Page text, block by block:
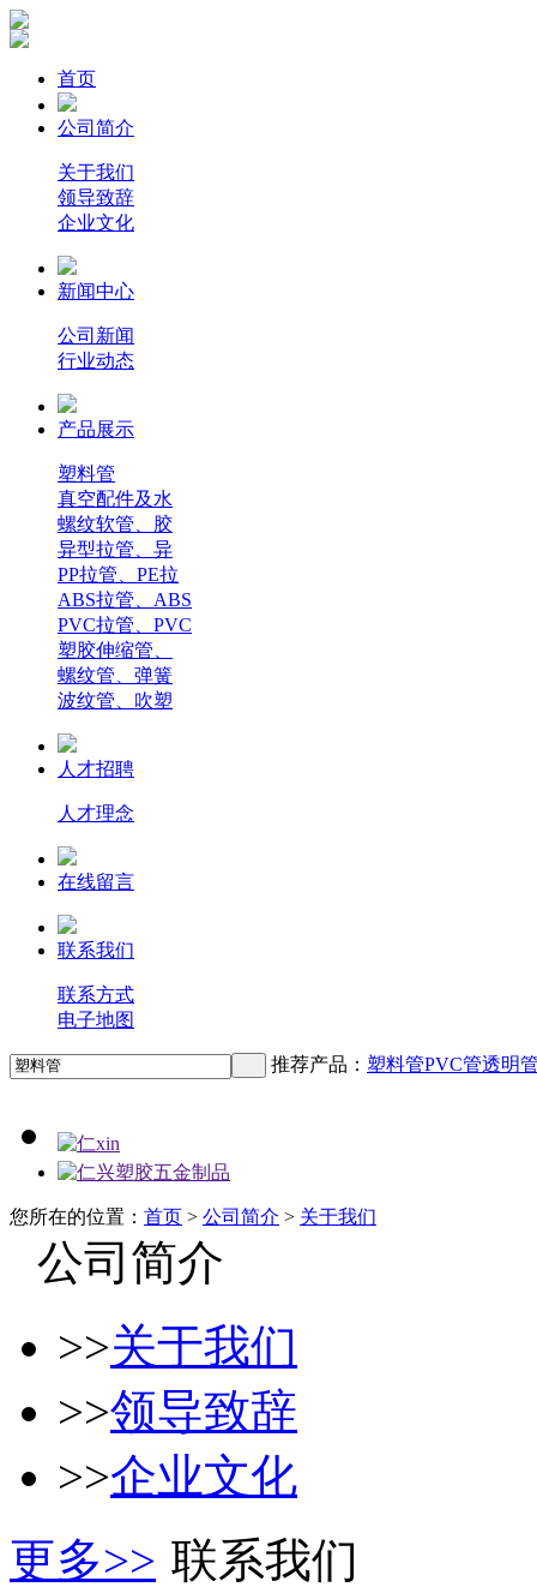
首页
公司简介
关于我们
领导致辞
企业文化
新闻中心
公司新闻
行业动态
产品展示
塑料管
真空配件及水
螺纹软管、胶
异型拉管、异
PP拉管、PE拉
ABS拉管、ABS
PVC拉管、PVC
塑胶伸缩管、
螺纹管、弹簧
波纹管、吹塑
人才招聘
人才理念
在线留言
联系我们
联系方式
电子地图
推荐产品： 塑料管PVC管透明
您所在的位置： 首页 > 公司简介 > 关于我们
公司简介
>>关于我们
>>领导致辞
>>企业文化
更多>> 联系我们